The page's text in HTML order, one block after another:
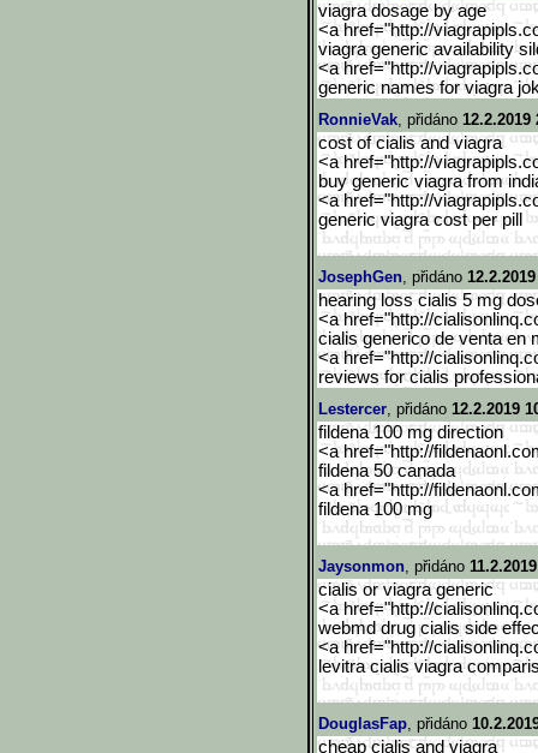
viagra dosage by age
<a href="http://
viagra generic availability
<a href="http://
generic names for viagra
RonnieVak, přidáno 12.2.2019
cost of cialis and viagra
<a href="http://
buy generic viagra from
<a href="http://
generic viagra cost per pill
JosephGen, přidáno
hearing loss cialis 5 mg
<a href="http://
cialis generico de venta en
<a href="http://
reviews for cialis
Lestercer, přidáno 12.2.2019
fildena 100 mg direction
<a href="http://
fildena 50 canada
<a href="http://
fildena 100 mg
Jaysonmon, přidáno
cialis or viagra generic
<a href="http://
webmd drug cialis side
<a href="http://
levitra cialis viagra
DouglasFap, přidáno
cheap cialis and viagra